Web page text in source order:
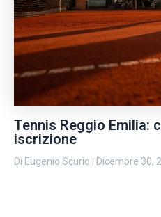
Tennis Reggio Emilia:
iscrizione
Di Eugenio Scurio Dicembre 30,